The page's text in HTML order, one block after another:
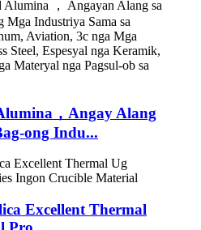
，Angay Alang
ong Indu...
Excellent Thermal